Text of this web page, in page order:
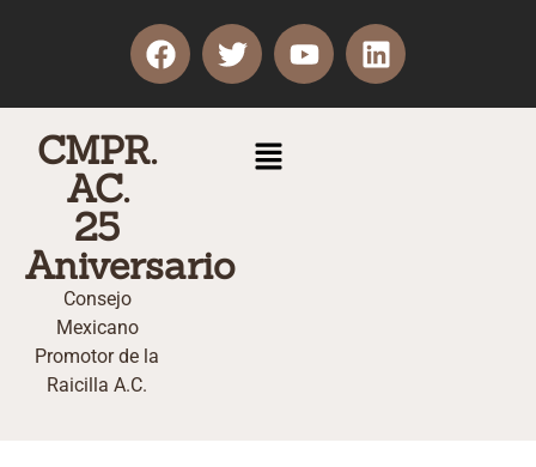
CMPR.
AC.
25
Aniversario
Consejo
Mexicano
Promotor de la
Raicilla A.C.